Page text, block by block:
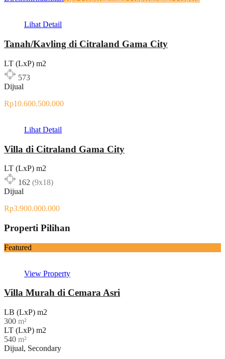
Lihat Detail
Tanah/Kavling di Citraland Gama City
LT (LxP) m2
573
Dijual
Rp10.600.500.000
Lihat Detail
Villa di Citraland Gama City
LT (LxP) m2
162 (9x18)
Dijual
Rp3.900.000.000
Properti Pilihan
Featured
View Property
Villa Murah di Cemara Asri
LB (LxP) m2
300 m²
LT (LxP) m2
540 m²
Dijual, Secondary